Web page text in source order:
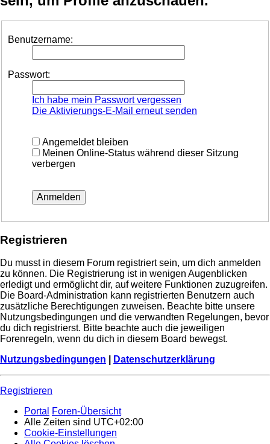
Benutzername:
Passwort:
Ich habe mein Passwort vergessen
Die Aktivierungs-E-Mail erneut senden
Angemeldet bleiben
Meinen Online-Status während dieser Sitzung
verbergen
Registrieren
Du musst in diesem Forum registriert sein, um dich anmelden
zu können. Die Registrierung ist in wenigen Augenblicken
erledigt und ermöglicht dir, auf weitere Funktionen zuzugreifen.
Die Board-Administration kann registrierten Benutzern auch
zusätzliche Berechtigungen zuweisen. Beachte bitte unsere
Nutzungsbedingungen und die verwandten Regelungen, bevor
du dich registrierst. Bitte beachte auch die jeweiligen
Forenregeln, wenn du dich in diesem Board bewegst.
Nutzungsbedingungen
Datenschutzerklärung
Registrieren
Portal Foren-Übersicht
Alle Zeiten sind UTC+02:00
Cookie-Einstellungen